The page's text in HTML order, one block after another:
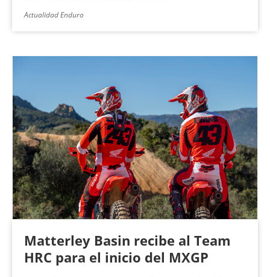
Actualidad Enduro
Matterley Basin recibe al Team
HRC para el inicio del MXGP